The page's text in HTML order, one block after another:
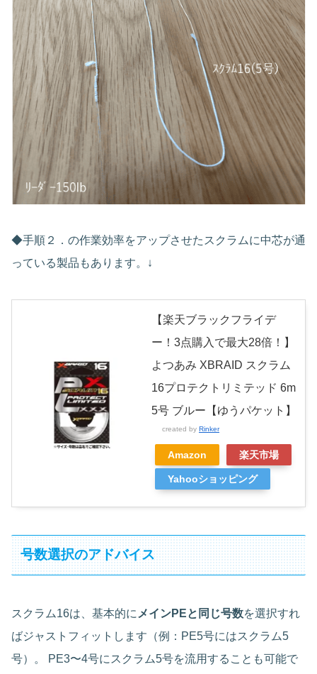
◆手順２．の作業効率をアップさせたスクラムに中芯が通
っている製品もあります。↓
【楽天ブラックフライデ
ー！3点購入で最大28倍！】
よつあみ XBRAID スクラム
16プロテクトリミテッド 6m
5号 ブルー【ゆうパケット】
created by Rinker
Amazon 楽天市場
Yahooショッピング
号数選択のアドバイス
スクラム16は、基本的に メインPEと同じ号数を選択すれ
ばジャストフィットします（例：PE5号にはスクラム5
号）。 PE3〜4号にスクラム5号を流用することも可能で